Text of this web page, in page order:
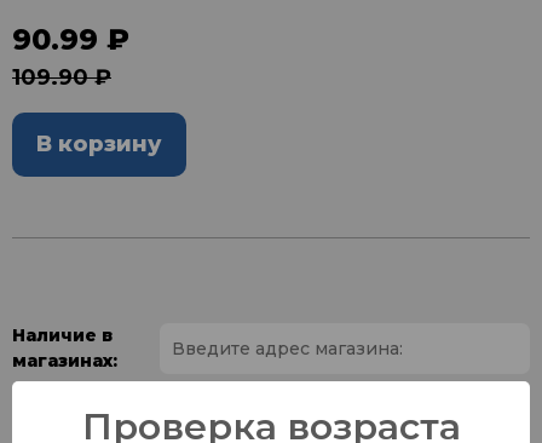
90.99 ₽
109.90 ₽
В корзину
Наличие в
магазинах:
Ваш город:Проверка возраста